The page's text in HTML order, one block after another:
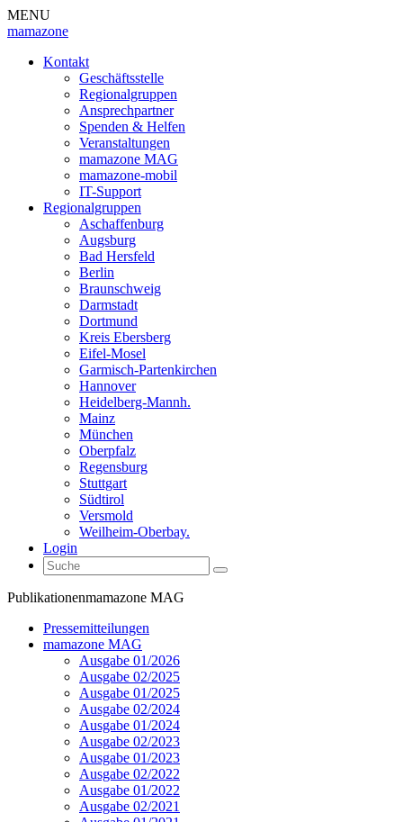
MENU
mamazone
Kontakt
Geschäftsstelle
Regionalgruppen
Ansprechpartner
Spenden & Helfen
Veranstaltungen
mamazone MAG
mamazone-mobil
IT-Support
Regionalgruppen
Aschaffenburg
Augsburg
Bad Hersfeld
Berlin
Braunschweig
Darmstadt
Dortmund
Kreis Ebersberg
Eifel-Mosel
Garmisch-Partenkirchen
Hannover
Heidelberg-Mannh.
Mainz
München
Oberpfalz
Regensburg
Stuttgart
Südtirol
Versmold
Weilheim-Oberbay.
Login
Publikationenmamazone MAG
Pressemitteilungen
mamazone MAG
Ausgabe 01/2026
Ausgabe 02/2025
Ausgabe 01/2025
Ausgabe 02/2024
Ausgabe 01/2024
Ausgabe 02/2023
Ausgabe 01/2023
Ausgabe 02/2022
Ausgabe 01/2022
Ausgabe 02/2021